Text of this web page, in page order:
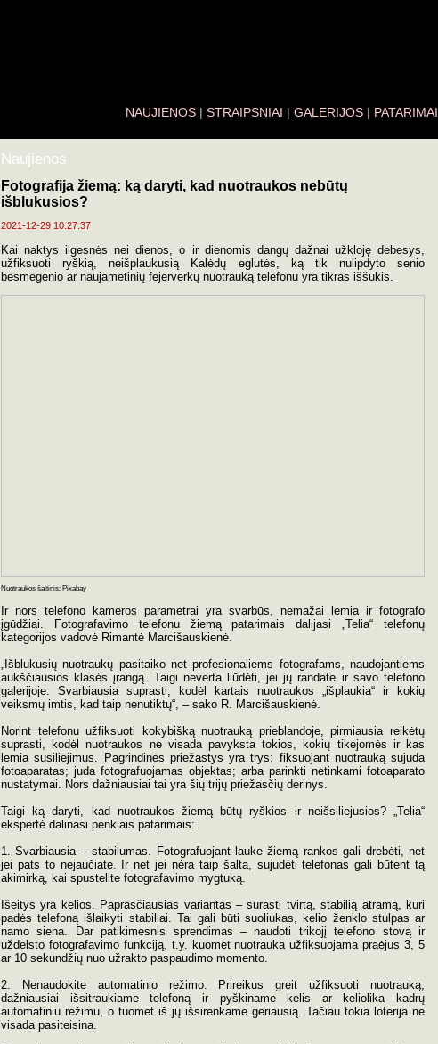
NAUJIENOS| STRAIPSNIAI | GALERIJOS| PATARIMAI
Naujienos
Fotografija žiemą: ką daryti, kad nuotraukos nebūtų
išblukusios?
2021-12-29 10:27:37
Kai naktys ilgesnės nei dienos, o ir dienomis dangų dažnai užkloję debesys,
užfiksuoti ryškią, neišplaukusią Kalėdų eglutės, ką tik nulipdyto senio
besmegenio ar naujametinių fejerverkų nuotrauką telefonu yra tikras iššūkis.
Nuotraukos šaltinis: Pixabay
Ir nors telefono kameros parametrai yra svarbūs, nemažai lemia ir fotografo
įgūdžiai. Fotografavimo telefonu žiemą patarimais dalijasi „Telia“ telefonų
kategorijos vadovė Rimantė Marcišauskienė.
„Išblukusių nuotraukų pasitaiko net profesionaliems fotografams, naudojantiems
aukščiausios klasės įrangą. Taigi neverta liūdėti, jei jų randate ir savo telefono
galerijoje. Svarbiausia suprasti, kodėl kartais nuotraukos „išplaukia“ ir kokių
veiksmų imtis, kad taip nenutiktų“, – sako R. Marcišauskienė.
Norint telefonu užfiksuoti kokybišką nuotrauką prieblandoje, pirmiausia reikėtų
suprasti, kodėl nuotraukos ne visada pavyksta tokios, kokių tikėjomės ir kas
lemia susiliejimus. Pagrindinės priežastys yra trys: fiksuojant nuotrauką sujuda
fotoaparatas; juda fotografuojamas objektas; arba parinkti netinkami fotoaparato
nustatymai. Nors dažniausiai tai yra šių trijų priežasčių derinys.
Taigi ką daryti, kad nuotraukos žiemą būtų ryškios ir neišsiliejusios? „Telia“
ekspertė dalinasi penkiais patarimais:
1. Svarbiausia – stabilumas. Fotografuojant lauke žiemą rankos gali drebėti, net
jei pats to nejaučiate. Ir net jei nėra taip šalta, sujudėti telefonas gali būtent tą
akimirką, kai spustelite fotografavimo mygtuką.
Išeitys yra kelios. Paprasčiausias variantas – surasti tvirtą, stabilią atramą, kuri
padės telefoną išlaikyti stabiliai. Tai gali būti suoliukas, kelio ženklo stulpas ar
namo siena. Dar patikimesnis sprendimas – naudoti trikojį telefono stovą ir
uždelsto fotografavimo funkciją, t.y. kuomet nuotrauka užfiksuojama praėjus 3, 5
ar 10 sekundžių nuo užrakto paspaudimo momento.
2. Nenaudokite automatinio režimo. Prireikus greit užfiksuoti nuotrauką,
dažniausiai išsitraukiame telefoną ir pyškiname kelis ar keliolika kadrų
automatiniu režimu, o tuomet iš jų išsirenkame geriausią. Tačiau tokia loterija ne
visada pasiteisina.